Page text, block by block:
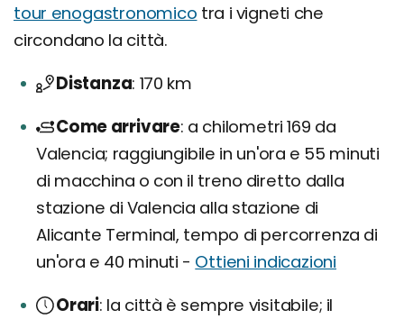
tour enogastronomico tra i vigneti che
circondano la città.
Distanza 170 km
Come arrivare a chilometri 169 da
Valencia; raggiungibile in un'ora e 55 minuti
di macchina o con il treno diretto dalla
stazione di Valencia alla stazione di
Alicante Terminal, tempo di percorrenza di
un'ora e 40 minuti - Ottieni indicazioni
Orari la città è sempre visitabile; il